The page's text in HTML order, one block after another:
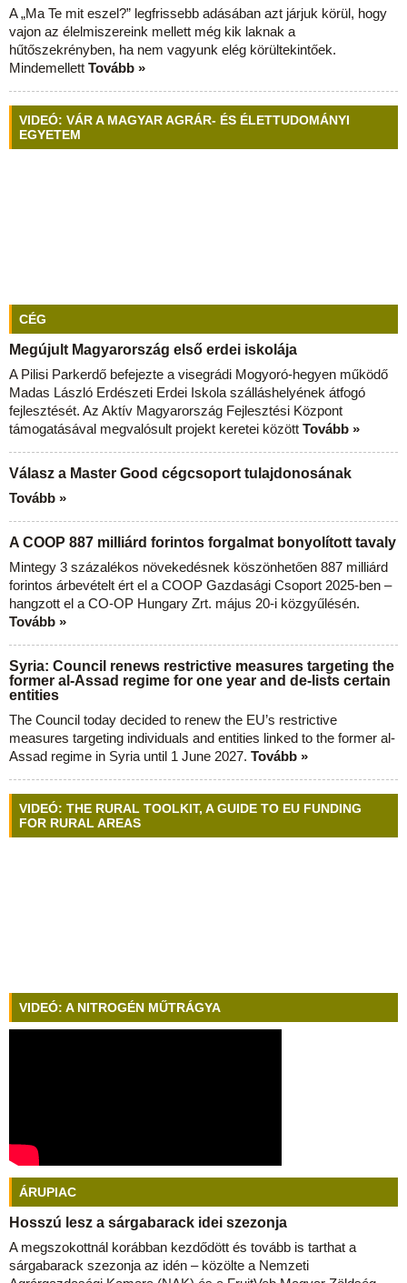
A „Ma Te mit eszel?” legfrissebb adásában azt járjuk körül, hogy
vajon az élelmiszereink mellett még kik laknak a
hűtőszekrényben, ha nem vagyunk elég körültekintőek.
Mindemellett Tovább »
VIDEÓ: VÁR A MAGYAR AGRÁR- ÉS ÉLETTUDOMÁNYI
EGYETEM
CÉG
Megújult Magyarország első erdei iskolája
A Pilisi Parkerdő befejezte a visegrádi Mogyoró-hegyen működő
Madas László Erdészeti Erdei Iskola szálláshelyének átfogó
fejlesztését. Az Aktív Magyarország Fejlesztési Központ
támogatásával megvalósult projekt keretei között Tovább »
Válasz a Master Good cégcsoport tulajdonosának
Tovább »
A COOP 887 milliárd forintos forgalmat bonyolított tavaly
Mintegy 3 százalékos növekedésnek köszönhetően 887 milliárd
forintos árbevételt ért el a COOP Gazdasági Csoport 2025-ben –
hangzott el a CO-OP Hungary Zrt. május 20-i közgyűlésén.
Tovább »
Syria: Council renews restrictive measures targeting the
former al-Assad regime for one year and de-lists certain
entities
The Council today decided to renew the EU’s restrictive
measures targeting individuals and entities linked to the former al-
Assad regime in Syria until 1 June 2027. Tovább »
VIDEÓ: THE RURAL TOOLKIT, A GUIDE TO EU FUNDING
FOR RURAL AREAS
VIDEÓ: A NITROGÉN MŰTRÁGYA
ÁRUPIAC
Hosszú lesz a sárgabarack idei szezonja
A megszokottnál korábban kezdődött és tovább is tarthat a
sárgabarack szezonja az idén – közölte a Nemzeti